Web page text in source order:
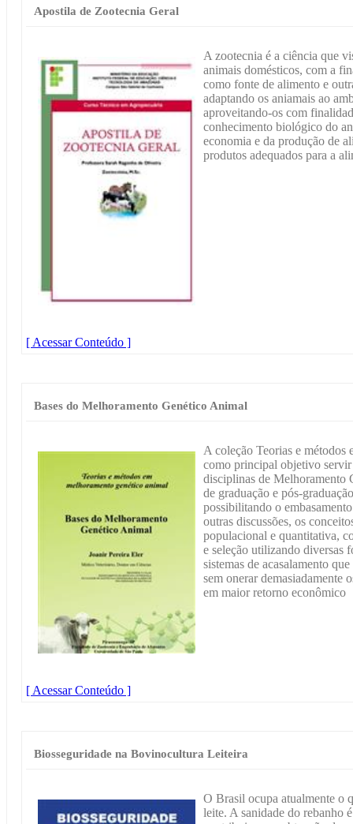
Apostila de Zootecnia Geral
A zootecnia é a ciência que
animais domésticos, com a
como fonte de alimento e
adaptando os aniamais ao
aproveitando-os com
conhecimento biológico do
economia e da produção de
produtos adequados para a
[ Acessar Conteúdo ]
Bases do Melhoramento Genético Animal
A coleção Teorias e métodos
como principal objetivo
disciplinas de Melhoramento
de graduação e pós-
possibilitando o
outras discussões, os
populacional e quantitativa,
e seleção utilizando diversas
sistemas de acasalamento
sem onerar demasiadamente
em maior retorno econômico
[ Acessar Conteúdo ]
Biosseguridade na Bovinocultura Leiteira
O Brasil ocupa atualmente o
leite. A sanidade do rebanho